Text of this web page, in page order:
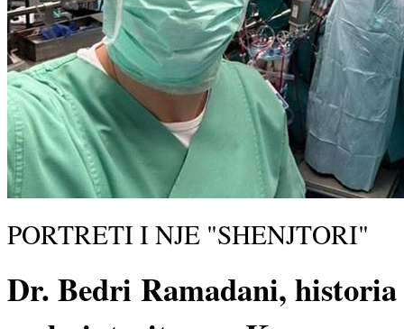
PORTRETI I NJE "SHENJTORI"
Dr. Bedri Ramadani, historia